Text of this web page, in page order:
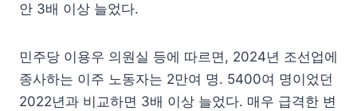
안 3배 이상 늘었다.
민주당 이용우 의원실 등에 따르면, 2024년 조선업에
종사하는 이주 노동자는 2만여 명. 5400여 명이었던
2022년과 비교하면 3배 이상 늘었다. 매우 급격한 변